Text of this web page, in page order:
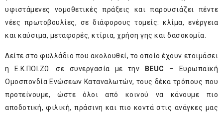
υφιστάμενες νομοθετικές πράξεις και παρουσιάζει πέντε
νέες πρωτοβουλίες, σε διάφορους τομείς: κλίμα, ενέργεια
και καύσιμα, μεταφορές, κτίρια, χρήση γης και δασοκομία.
Δείτε στο φυλλάδιο που ακολουθεί, το οποίο έχουν ετοιμάσει
η Ε.Κ.ΠΟΙ.ΖΩ. σε συνεργασία με την
BEUC
– Ευρωπαϊκή
Ομοσπονδία Ενώσεων Καταναλωτών, τους δέκα τρόπους που
προτείνουμε, ώστε όλοι από κοινού να κάνουμε πιο
αποδοτική, φιλική, πράσινη και πιο κοντά στις ανάγκες μας